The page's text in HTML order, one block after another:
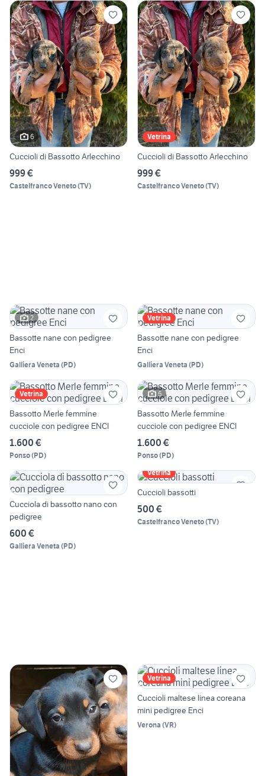
6
Cuccioli di Bassotto Arlecchino
999 €
Castelfranco Veneto(TV)
Vetrina
Cuccioli di Bassotto Arlecchino
999 €
Castelfranco Veneto(TV)
2
Bassotte nane con pedigree
Enci
Galliera Veneta (PD)
Vetrina
Bassotte nane con pedigree
Enci
Galliera Veneta (PD)
Vetrina
Bassotto Merle femmine
cucciole con pedigree ENCI
1.600 €
Ponso(PD)
6
Bassotto Merle femmine
cucciole con pedigree ENCI
1.600 €
Ponso(PD)
Cucciola di bassotto nano con
pedigree
600 €
Galliera Veneta (PD)
Vetrina
Cuccioli bassotti
500 €
Castelfranco Veneto(TV)
Vetrina
Cuccioli maltese linea coreana
mini pedigree Enci
Verona (VR)